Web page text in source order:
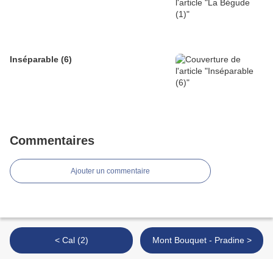
Inséparable (6)
Commentaires
Ajouter un commentaire
< Cal (2) Mont Bouquet - Pradine >